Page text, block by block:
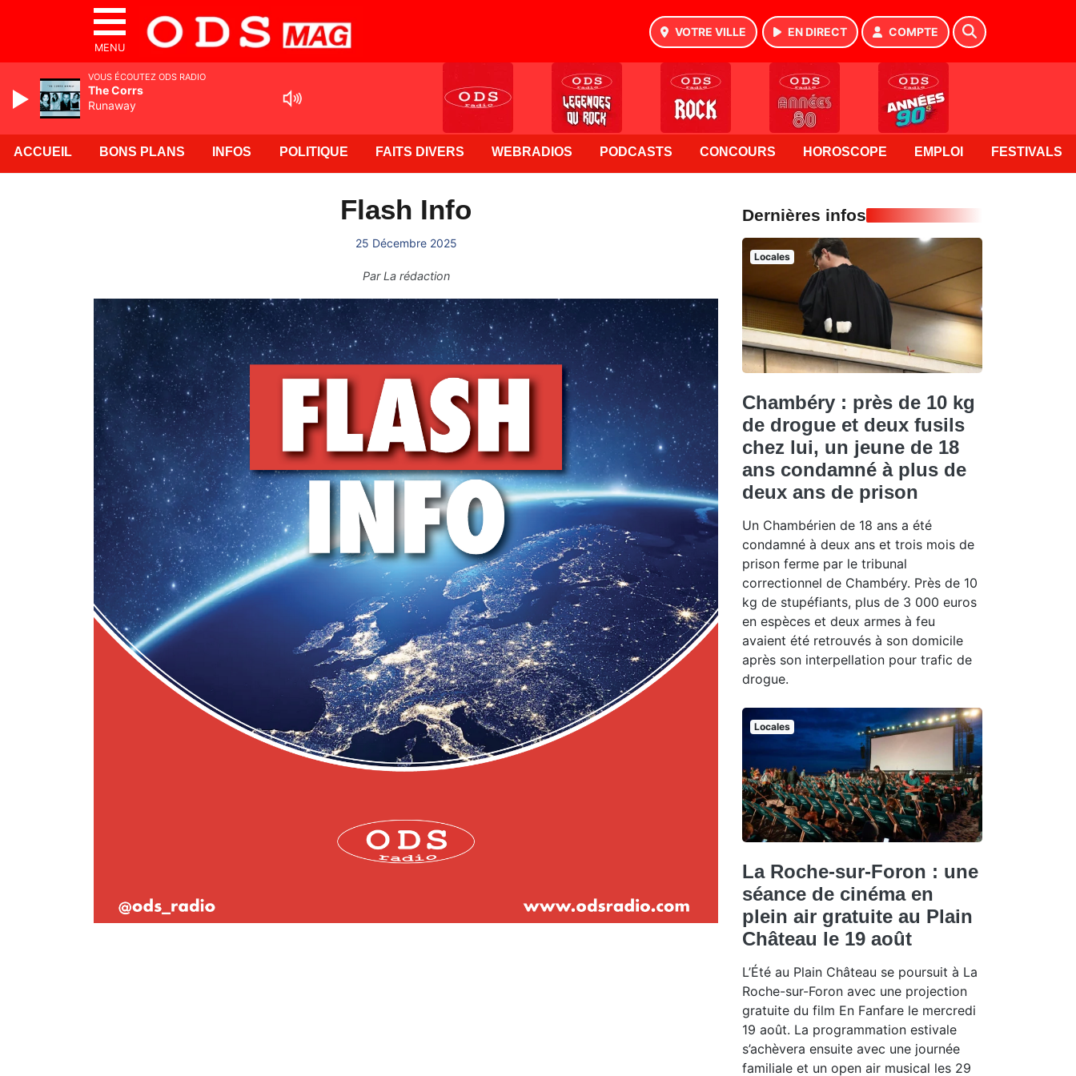
MENU
VOTRE VILLE EN DIRECT COMPTE
ACCUEIL BONS PLANS INFOS POLITIQUE FAITS DIVERS WEBRADIOS PODCASTS CONCOURS HOROSCOPE EMPLOI FESTIVALS
Flash Info
25 Décembre 2025
ParLa rédaction
Dernières infos
Locales
Chambéry : près de 10 kg
de drogue et deux fusils
chez lui, un jeune de 18
ans condamné à plus de
deux ans de prison
Un Chambérien de 18 ans a été
condamné à deux ans et trois mois de
prison ferme par le tribunal
correctionnel de Chambéry. Près de 10
kg de stupéfiants, plus de 3 000 euros
en espèces et deux armes à feu
avaient été retrouvés à son domicile
après son interpellation pour trafic de
drogue.
Locales
La Roche-sur-Foron : une
séance de cinéma en
plein air gratuite au Plain
Château le 19 août
L’Été au Plain Château se poursuit à La
Roche-sur-Foron avec une projection
gratuite du film En Fanfare le mercredi
19 août. La programmation estivale
s’achèvera ensuite avec une journée
familiale et un open air musical les 29
VOUS ÉCOUTEZ ODS RADIO
The Corrs
Runaway